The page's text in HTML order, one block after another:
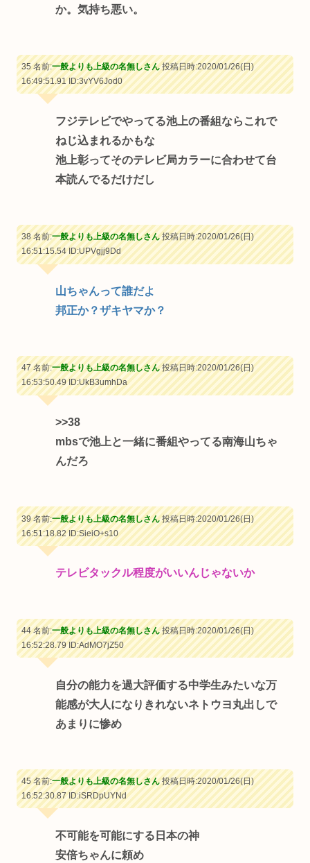
か。気持ち悪い。
35 名前:一般よりも上級の名無しさん投稿日時:2020/01/26(日)
16:49:51.91ID:3vYV6Jod0
フジテレビでやってる池上の番組ならこれで
ねじ込まれるかもな
池上彰ってそのテレビ局カラーに合わせて台
本読んでるだけだし
38 名前:一般よりも上級の名無しさん投稿日時:2020/01/26(日)
16:51:15.54ID:UPVgjj9Dd
山ちゃんって誰だよ
邦正か？ザキヤマか？
47 名前:一般よりも上級の名無しさん投稿日時:2020/01/26(日)
16:53:50.49ID:UkB3umhDa
>>38
mbsで池上と一緒に番組やってる南海山ちゃ
んだろ
39 名前:一般よりも上級の名無しさん投稿日時:2020/01/26(日)
16:51:18.82ID:SieiO+s10
テレビタックル程度がいいんじゃないか
44 名前:一般よりも上級の名無しさん投稿日時:2020/01/26(日)
16:52:28.79ID:AdMO7jZ50
自分の能力を過大評価する中学生みたいな万
能感が大人になりきれないネトウヨ丸出しで
あまりに惨め
45 名前:一般よりも上級の名無しさん投稿日時:2020/01/26(日)
16:52:30.87ID:iSRDpUYNd
不可能を可能にする日本の神
安倍ちゃんに頼め